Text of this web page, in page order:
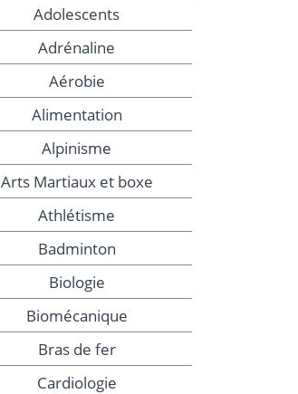
Adolescents
Adrénaline
Aérobie
Alimentation
Alpinisme
Arts Martiaux et boxe
Athlétisme
Badminton
Biologie
Biomécanique
Bras de fer
Cardiologie